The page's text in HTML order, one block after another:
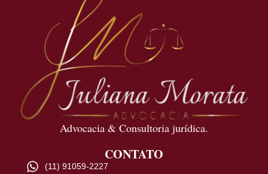
Advocacia & Consultoria jurídica.
CONTATO
(11) 91059-2227